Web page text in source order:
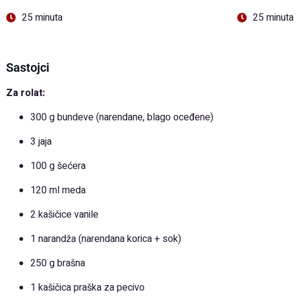
25 minuta
25 minuta
Sastojci
Za rolat:
300 g bundeve (narendane, blago oceđene)
3 jaja
100 g šećera
120 ml meda
2 kašičice vanile
1 narandža (narendana korica + sok)
250 g brašna
1 kašičica praška za pecivo